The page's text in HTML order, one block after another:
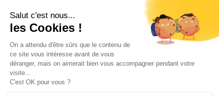
EQUIPAMIENTOS
COMODIDADES
SERVICIOS